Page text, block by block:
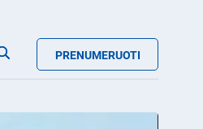
PRENUMERUOTI